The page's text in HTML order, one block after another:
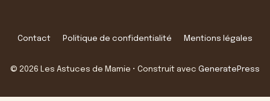
Contact Politique de confidentialité Mentions légales
© 2026 Les Astuces de Mamie • Construit avec GeneratePress